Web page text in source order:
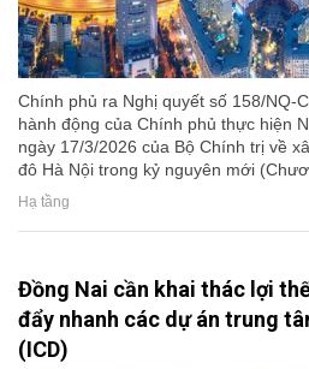
Chính phủ ra Nghị quyết số 158/NQ-
hành động của Chính phủ thực hiện
ngày 17/3/2026 của Bộ Chính trị về
đô Hà Nội trong kỷ nguyên mới
Hạ tầng
Đồng Nai cần khai thác lợi
đẩy nhanh các dự án trung
(ICD)